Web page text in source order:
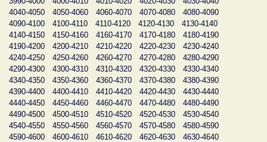
4040-4050
4050-4060 4060-4070 4070-4080
4080-4090
4090-4100
4100-4110 4110-4120 4120-4130
4130-4140
4140-4150
4150-4160 4160-4170 4170-4180
4180-4190
4190-4200
4200-4210 4210-4220 4220-4230
4230-4240
4240-4250
4250-4260 4260-4270 4270-4280
4280-4290
4290-4300
4300-4310 4310-4320 4320-4330
4330-4340
4340-4350
4350-4360 4360-4370 4370-4380
4380-4390
4390-4400
4400-4410 4410-4420 4420-4430
4430-4440
4440-4450
4450-4460 4460-4470 4470-4480
4480-4490
4490-4500
4500-4510 4510-4520 4520-4530
4530-4540
4540-4550
4550-4560 4560-4570 4570-4580
4580-4590
4590-4600
4600-4610 4610-4620 4620-4630
4630-4640